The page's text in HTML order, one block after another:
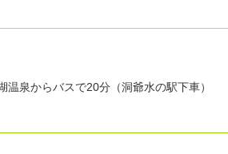
らバスで20分（洞爺水の駅下車）